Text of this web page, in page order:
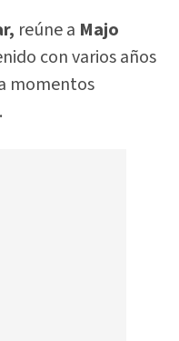
reúne a Majo
con varios años
momentos